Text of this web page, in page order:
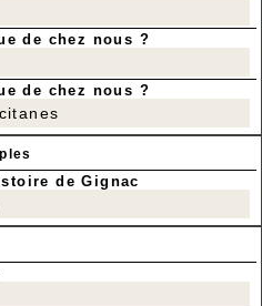
de chez nous ?
de chez nous ?
de Gignac